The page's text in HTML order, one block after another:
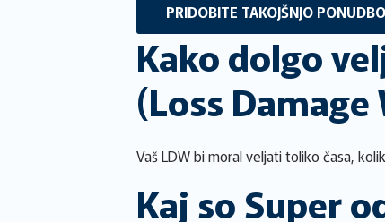
PRIDOBITE TAKOJŠNJO PONUDBO
Kako dolgo
(Loss Damage
Vaš LDW bi moral veljati toliko časa,
Kaj so Super